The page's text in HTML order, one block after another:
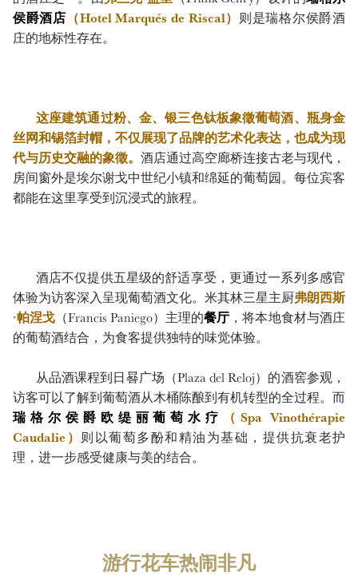
侯爵酒店 （Hotel Marqués de Riscal）则是瑞格尔侯爵酒
庄的地标性存在。
这座建筑通过粉、金、银三色钛板象徵葡萄酒、瓶身金
丝网和锡箔封帽，不仅展现了品牌的艺术化表达，也成为现
代与历史交融的象徵。 酒店通过高空廊桥连接古老与现代，
房间窗外是埃尔谢戈中世纪小镇和绵延的葡萄园。每位宾客
都能在这里享受到沉浸式的旅程。
酒店不仅提供五星级的舒适享受，更通过一系列多感官
体验为访客深入呈现葡萄酒文化。米其林三星主厨弗朗西斯
·帕涅戈 （Francis Paniego）主理的餐厅 ，将本地食材与酒庄
的葡萄酒结合，为食客提供独特的味觉体验。
从品酒课程到日晷广场（Plaza del Reloj）的酒窖参观，
访客可以了解到葡萄酒从木桶陈酿到有机转型的全过程。而
瑞格尔侯爵欧缇丽葡萄水疗
（Spa Vinothérapie
Caudalie） 则以葡萄多酚和精油为基础，提供抗衰老护
理，进一步感受健康与美的结合。
游行花车热闹非凡